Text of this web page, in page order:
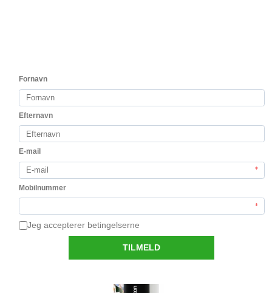
Kunder der har købt dette produkt har
også købt
test2